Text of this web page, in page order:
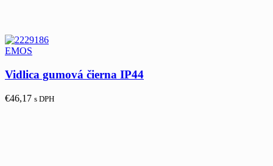
EMOS
Vidlica gumová čierna IP44
€46,17 s DPH